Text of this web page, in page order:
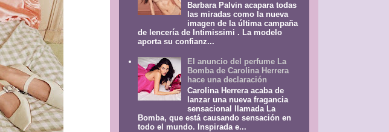
Barbara Palvin acapara todas
las miradas como la nueva
imagen de la última campaña
de lencería de Intimissimi . La modelo
aporta su confianz...
El anuncio del perfume La
Bomba de Carolina Herrera
hace una declaración
Carolina Herrera acaba de
lanzar una nueva fragancia
sensacional llamada La
Bomba, que está causando sensación en
todo el mundo. Inspirada e...